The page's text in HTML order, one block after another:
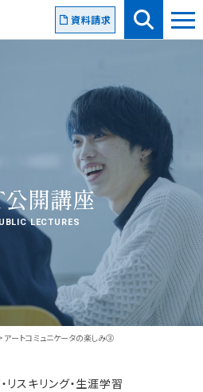
資料請求
開講座
LECTURES
アートコミュニケータの楽しみ③
リスキリング・生涯学習